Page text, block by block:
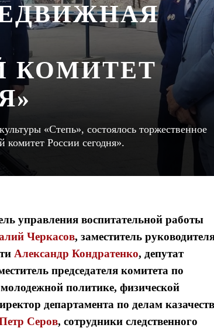
КОМИТЕТ
«Степь», состоялось торжественное
России сегодня».
управления воспитательной работы
Черкасов, заместитель
Александр Кондратенко, депутат
председателя комитета по
политике, физической
департамента по делам
Серов, сотрудники следственного